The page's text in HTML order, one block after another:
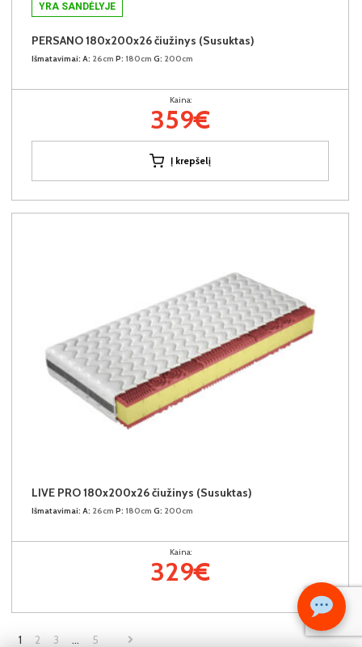
YRA SANDĖLYJE
PERSANO 180x200x26 čiužinys (Susuktas)
Išmatavimai: A: 26cm P: 180cm G: 200cm
Kaina:
359€
Į krepšelį
LIVE PRO 180x200x26 čiužinys (Susuktas)
Išmatavimai: A: 26cm P: 180cm G: 200cm
Kaina:
329€
1 2 3 … 5